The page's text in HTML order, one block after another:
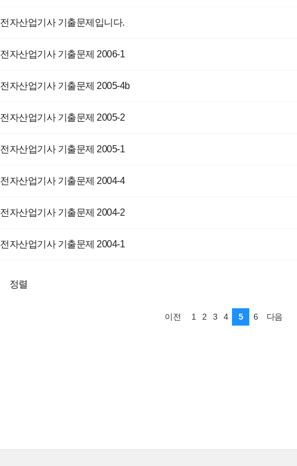
전자산업기사 기출문제입니다.
전자산업기사 기출문제 2006-1
전자산업기사 기출문제 2005-4b
전자산업기사 기출문제 2005-2
전자산업기사 기출문제 2005-1
전자산업기사 기출문제 2004-4
전자산업기사 기출문제 2004-2
전자산업기사 기출문제 2004-1
정렬
이전 1 2 3 4 5 6 다음